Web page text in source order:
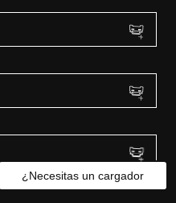
¿Necesitas un cargador